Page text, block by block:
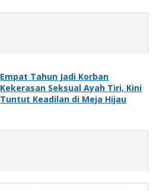
Empat Tahun Jadi Korban
Kekerasan Seksual Ayah Tiri, Kini
Tuntut Keadilan di Meja Hijau